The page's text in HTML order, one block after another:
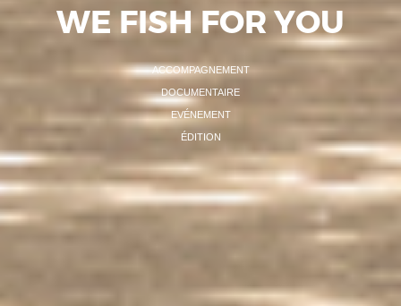
WE FISH FOR YOU
ACCOMPAGNEMENT
DOCUMENTAIRE
EVÉNEMENT
ÉDITION